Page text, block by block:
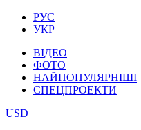
РУС
УКР
ВІДЕО
ФОТО
НАЙПОПУЛЯРНІШІ
СПЕЦПРОЕКТИ
USD